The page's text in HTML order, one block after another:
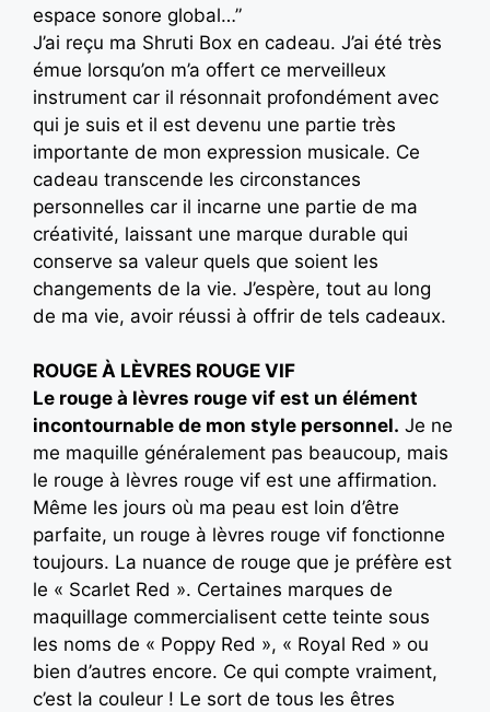
espace sonore global…”
J’ai reçu ma Shruti Box en cadeau. J’ai été très
émue lorsqu’on m’a offert ce merveilleux
instrument car il résonnait profondément avec
qui je suis et il est devenu une partie très
importante de mon expression musicale. Ce
cadeau transcende les circonstances
personnelles car il incarne une partie de ma
créativité, laissant une marque durable qui
conserve sa valeur quels que soient les
changements de la vie. J’espère, tout au long
de ma vie, avoir réussi à offrir de tels cadeaux.
ROUGE À LÈVRES ROUGE VIF
Le rouge à lèvres rouge vif est un élément
incontournable de mon style personnel. Je ne
me maquille généralement pas beaucoup, mais
le rouge à lèvres rouge vif est une affirmation.
Même les jours où ma peau est loin d’être
parfaite, un rouge à lèvres rouge vif fonctionne
toujours. La nuance de rouge que je préfère est
le « Scarlet Red ». Certaines marques de
maquillage commercialisent cette teinte sous
les noms de « Poppy Red », « Royal Red » ou
bien d’autres encore. Ce qui compte vraiment,
c’est la couleur ! Le sort de tous les êtres